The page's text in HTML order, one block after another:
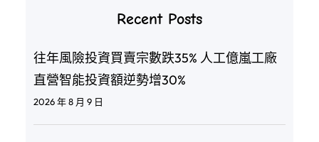
Recent Posts
往年風險投資買賣宗數跌35% 人工億嵐工廠
直營智能投資額逆勢增30%
2026 年 8 月 9 日